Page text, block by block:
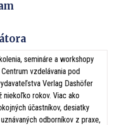
semináre a workshopy
vzdelávania pod
Verlag Dashöfer
niekoľko rokov. Viac ako
účastníkov, desiatky
odborníkov z praxe,